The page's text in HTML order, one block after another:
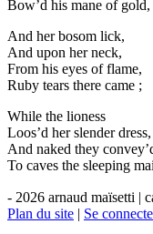
Bow’d his mane of gold,
And her bosom lick,
And upon her neck,
From his eyes of flame,
Ruby tears there came ;
While the lioness
Loos’d her slender dress,
And naked they
To caves the sleeping
- 2026 arnaud maïsetti |
Plan du site | Se